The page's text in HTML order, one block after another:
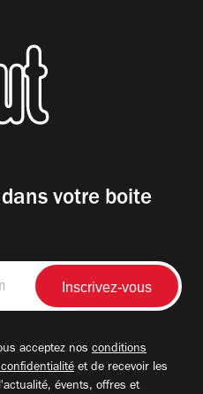
votre boite
acceptez nos conditions
et de recevoir les
évents, offres et